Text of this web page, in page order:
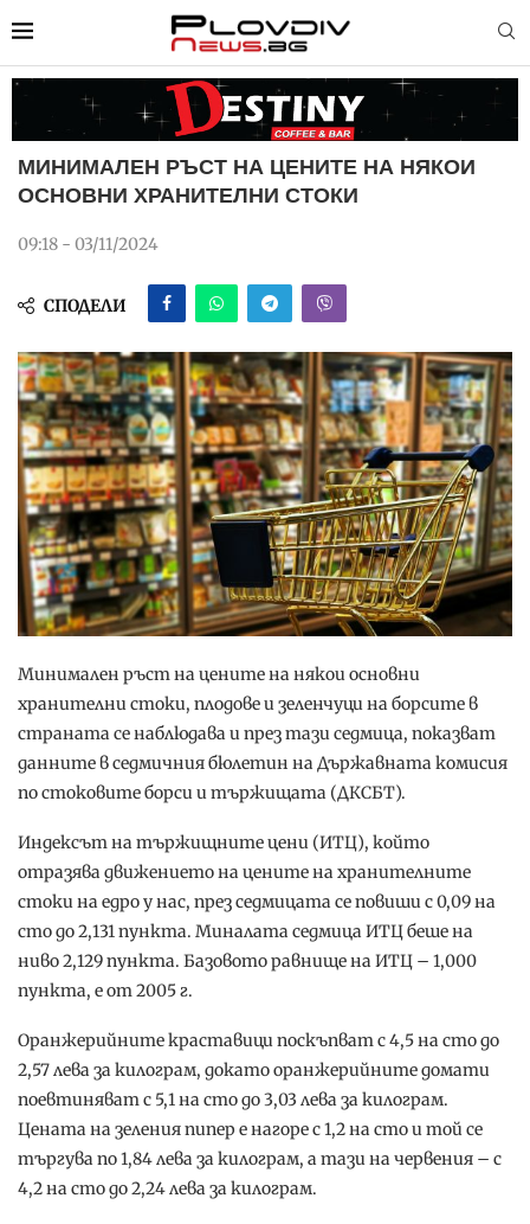
МИНИМАЛЕН РЪСТ НА ЦЕНИТЕ НА НЯКОИ
ОСНОВНИ ХРАНИТЕЛНИ СТОКИ
09:18 - 03/11/2024
СПОДЕЛИ
Минимален ръст на цените на някои основни
хранителни стоки, плодове и зеленчуци на борсите в
страната се наблюдава и през тази седмица, показват
данните в седмичния бюлетин на Държавната комисия
по стоковите борси и тържищата (ДКСБТ).
Индексът на тържищните цени (ИТЦ), който
отразява движението на цените на хранителните
стоки на едро у нас, през седмицата се повиши с 0,09 на
сто до 2,131 пункта. Миналата седмица ИТЦ беше на
ниво 2,129 пункта. Базовото равнище на ИТЦ – 1,000
пункта, е от 2005 г.
Оранжерийните краставици поскъпват с 4,5 на сто до
2,57 лева за килограм, докато оранжерийните домати
поевтиняват с 5,1 на сто до 3,03 лева за килограм.
Цената на зеления пипер е нагоре с 1,2 на сто и той се
търгува по 1,84 лева за килограм, а тази на червения – с
4,2 на сто до 2,24 лева за килограм.